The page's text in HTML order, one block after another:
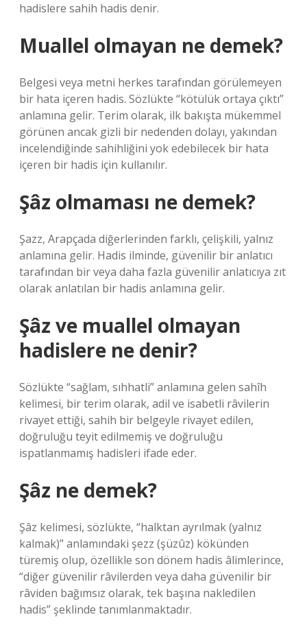
hadislere sahih hadis denir.
Muallel olmayan ne demek?
Belgesi veya metni herkes tarafından görülemeyen
bir hata içeren hadis. Sözlükte “kötülük ortaya çıktı”
anlamına gelir. Terim olarak, ilk bakışta mükemmel
görünen ancak gizli bir nedenden dolayı, yakından
incelendiğinde sahihliğini yok edebilecek bir hata
içeren bir hadis için kullanılır.
Şâz olmaması ne demek?
Şazz, Arapçada diğerlerinden farklı, çelişkili, yalnız
anlamına gelir. Hadis ilminde, güvenilir bir anlatıcı
tarafından bir veya daha fazla güvenilir anlatıcıya zıt
olarak anlatılan bir hadis anlamına gelir.
Şâz ve muallel olmayan
hadislere ne denir?
Sözlükte “sağlam, sıhhatli” anlamına gelen sahîh
kelimesi, bir terim olarak, adil ve isabetli râvilerin
rivayet ettiği, sahih bir belgeyle rivayet edilen,
doğruluğu teyit edilmemiş ve doğruluğu
ispatlanmamış hadisleri ifade eder.
Şâz ne demek?
Şâz kelimesi, sözlükte, “halktan ayrılmak (yalnız
kalmak)” anlamındaki şezz (şüzûz) kökünden
türemiş olup, özellikle son dönem hadis âlimlerince,
“diğer güvenilir râvilerden veya daha güvenilir bir
râviden bağımsız olarak, tek başına nakledilen
hadis” şeklinde tanımlanmaktadır.